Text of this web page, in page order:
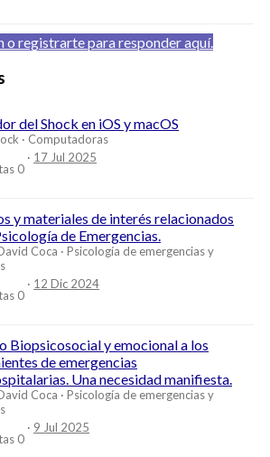
o registrarte para responder aquí.
del Shock en iOS y macOS
Computadoras
0
17 Jul 2025
y materiales de interés relacionados
de Emergencias.
Coca
Psicología de emergencias y
0
12 Dic 2024
Biopsicosocial y emocional a los
de emergencias
Una necesidad manifiesta.
Coca
Psicología de emergencias y
0
9 Jul 2025